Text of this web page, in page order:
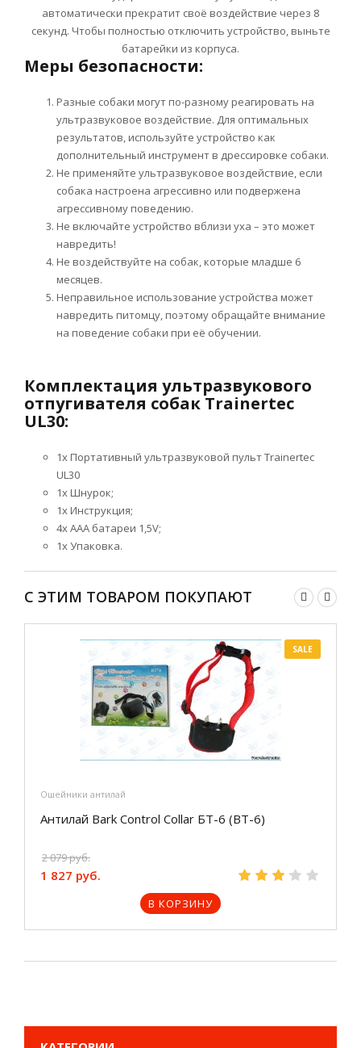
автоматически прекратит своё воздействие через 8
секунд. Чтобы полностью отключить устройство, выньте
батарейки из корпуса.
Меры безопасности:
Разные собаки могут по-разному реагировать на
ультразвуковое воздействие. Для оптимальных
результатов, используйте устройство как
дополнительный инструмент в дрессировке собаки.
Не применяйте ультразвуковое воздействие, если
собака настроена агрессивно или подвержена
агрессивному поведению.
Не включайте устройство вблизи уха – это может
навредить!
Не воздействуйте на собак, которые младше 6
месяцев.
Неправильное использование устройства может
навредить питомцу, поэтому обращайте внимание
на поведение собаки при её обучении.
Комплектация ультразвукового
отпугивателя собак Trainertec
UL30:
1х Портативный ультразвуковой пульт Trainertec
UL30
1х Шнурок;
1х Инструкция;
4х ААА батареи 1,5V;
1х Упаковка.
С ЭТИМ ТОВАРОМ ПОКУПАЮТ
SALE
Ошейники антилай
Антилай Bark Control Collar БТ-6 (BT-6)
2 079 руб.
1 827 руб.
В КОРЗИНУ